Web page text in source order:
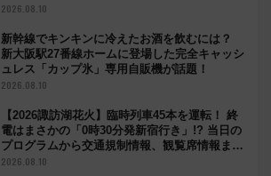
2026.08.10
新幹線でキンキンに冷えたお酒を飲むには？
新大阪駅27番線ホームに登場した完全キャッシ
ュレス「カップ氷」専用自販機が話題！
2026.08.10
【2026諏訪湖花火】臨時列車45本を運転！ 終
電はまさかの「0時30分発新宿行き」!? 当日の
プログラムから交通規制情報、観覧席情報まで
徹底解説
2026.08.10